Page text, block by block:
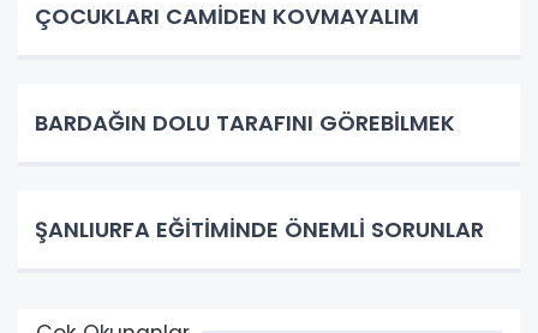
ÇOCUKLARI CAMİDEN KOVMAYALIM
BARDAĞIN DOLU TARAFINI GÖREBİLMEK
ŞANLIURFA EĞİTİMİNDE ÖNEMLİ SORUNLAR